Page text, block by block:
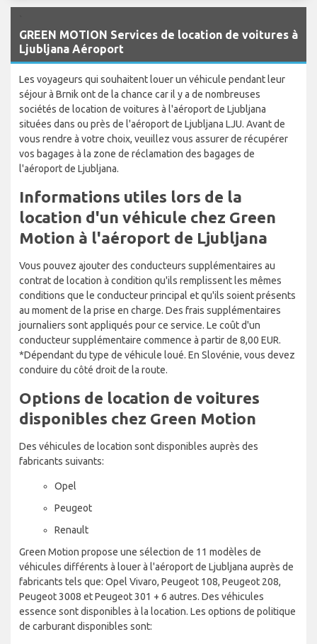
GREEN MOTION Services de location de voitures à
Ljubljana Aéroport
Les voyageurs qui souhaitent louer un véhicule pendant leur
séjour à Brnik ont de la chance car il y a de nombreuses
sociétés de location de voitures à l'aéroport de Ljubljana
situées dans ou près de l'aéroport de Ljubljana LJU. Avant de
vous rendre à votre choix, veuillez vous assurer de récupérer
vos bagages à la zone de réclamation des bagages de
l'aéroport de Ljubljana.
Informations utiles lors de la
location d'un véhicule chez Green
Motion à l'aéroport de Ljubljana
Vous pouvez ajouter des conducteurs supplémentaires au
contrat de location à condition qu'ils remplissent les mêmes
conditions que le conducteur principal et qu'ils soient présents
au moment de la prise en charge. Des frais supplémentaires
journaliers sont appliqués pour ce service. Le coût d'un
conducteur supplémentaire commence à partir de 8,00 EUR.
*Dépendant du type de véhicule loué. En Slovénie, vous devez
conduire du côté droit de la route.
Options de location de voitures
disponibles chez Green Motion
Des véhicules de location sont disponibles auprès des
fabricants suivants:
Opel
Peugeot
Renault
Green Motion propose une sélection de 11 modèles de
véhicules différents à louer à l'aéroport de Ljubljana auprès de
fabricants tels que: Opel Vivaro, Peugeot 108, Peugeot 208,
Peugeot 3008 et Peugeot 301 + 6 autres. Des véhicules
essence sont disponibles à la location. Les options de politique
de carburant disponibles sont: